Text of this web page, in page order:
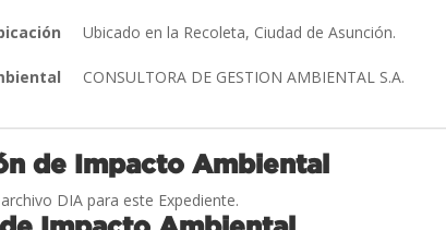
Ubicado en la Recoleta, Ciudad de Asunción.
CONSULTORA DE GESTION AMBIENTAL S.A.
de Impacto Ambiental
DIA para este Expediente.